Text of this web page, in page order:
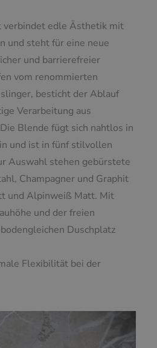
verbindet edle Ästhetik mit
und steht für eine neue
und barrierefreier
vom renommierten
besticht der Ablauf
Verarbeitung aus
Blende fügt sich nahtlos in
und ist in fünf stilvollen
Auswahl stehen gebürstete
Champagner und Graphit
und Alpinweiß Matt. Mit
und der freien
Duschplatz
Flexibilität bei der